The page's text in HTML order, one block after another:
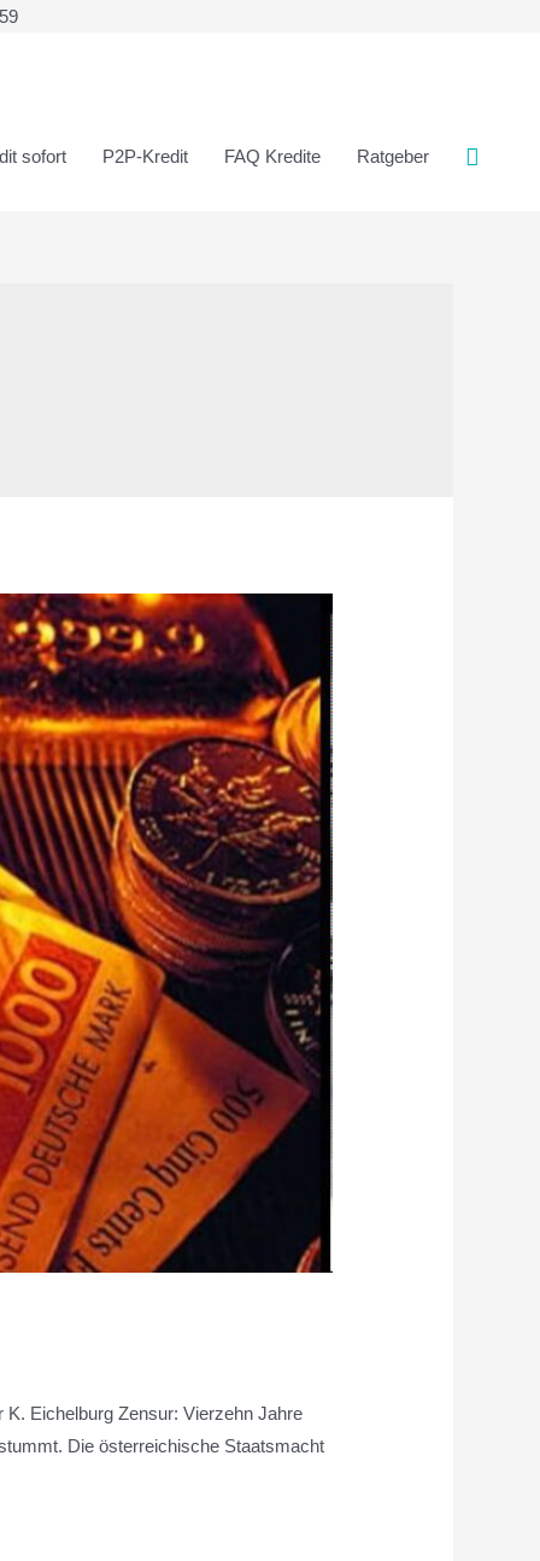
sofort P2P-Kredit FAQ Kredite Ratgeber
Eichelburg Zensur: Vierzehn Jahre
Die österreichische Staatsmacht